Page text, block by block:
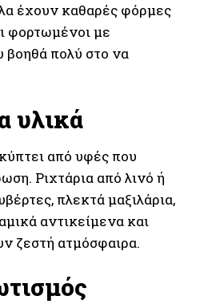
έχουν καθαρές φόρμες
φορτωμένοι με
βοηθά πολύ στο να
υλικά
από υφές που
Ριχτάρια από λινό ή
πλεκτά μαξιλάρια,
αντικείμενα και
ζεστή ατμόσφαιρα.